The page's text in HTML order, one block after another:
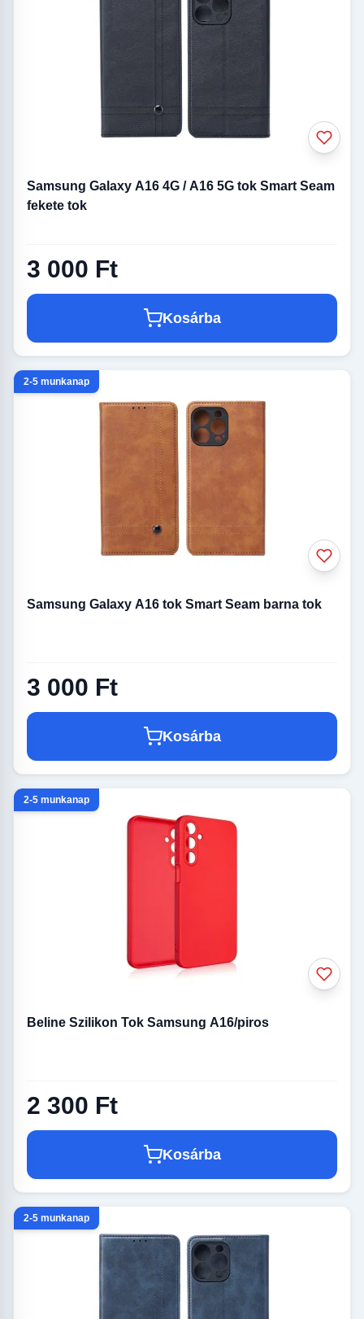
Samsung Galaxy A16 4G / A16 5G tok Smart Seam
fekete tok
3 000 Ft
Kosárba
2-5 munkanap
Samsung Galaxy A16 tok Smart Seam barna tok
3 000 Ft
Kosárba
2-5 munkanap
Beline Szilikon Tok Samsung A16/piros
2 300 Ft
Kosárba
2-5 munkanap